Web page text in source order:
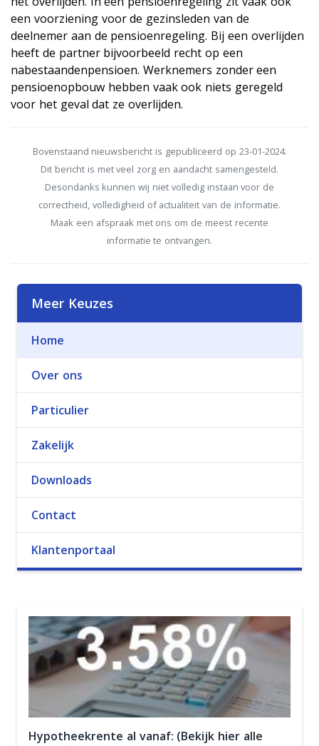
een voorziening voor de gezinsleden van de
deelnemer aan de pensioenregeling. Bij een overlijden
heeft de partner bijvoorbeeld recht op een
nabestaandenpensioen. Werknemers zonder een
pensioenopbouw hebben vaak ook niets geregeld
voor het geval dat ze overlijden.
Bovenstaand nieuwsbericht is gepubliceerd op 23-01-2024.
Dit bericht is met veel zorg en aandacht samengesteld.
Desondanks kunnen wij niet volledig instaan voor de
correctheid, volledigheid of actualiteit van de informatie.
Maak een afspraak met ons om de meest recente
informatie te ontvangen.
Meer Keuzes
Home
Over ons
Particulier
Zakelijk
Downloads
Contact
Klantenportaal
Hypotheekrente al vanaf: (Bekijk hier alle